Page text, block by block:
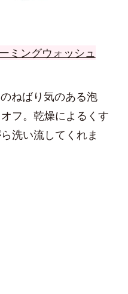
ミングウォッシュ
ねばり気のある泡
フ。乾燥によるくす
洗い流してくれま